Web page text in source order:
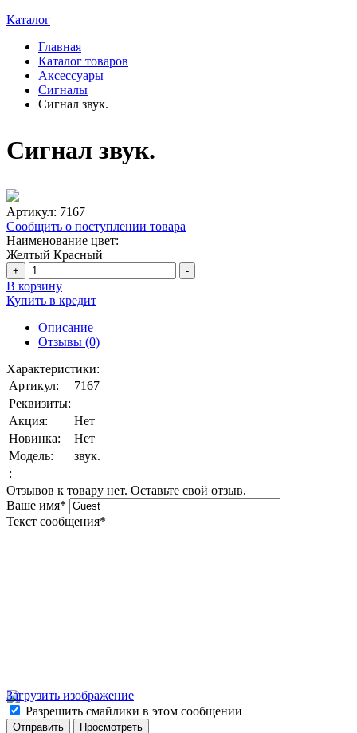
Каталог
Главная
Каталог товаров
Аксессуары
Сигналы
Сигнал звук.
Сигнал звук.
Артикул: 7167
Сообщить о поступлении товара
Наименование цвет:
Желтый Красный
+ -
В корзину
Купить в кредит
Описание
Отзывы (0)
Характеристики:
Артикул:
7167
Реквизиты:
Акция:
Нет
Новинка:
Нет
Модель:
звук.
:
Отзывов к товару нет. Оставьте свой отзыв.
Ваше имя*
Текст сообщения*
Загрузить изображение
Разрешить смайлики в этом сообщении